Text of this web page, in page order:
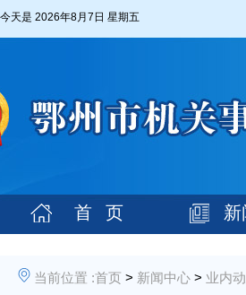
今天是 2026年8月7日 星期五
首 页 新
当前位置 :首页 > 新闻中心 > 业内